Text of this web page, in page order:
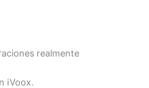
realmente
iVoox.